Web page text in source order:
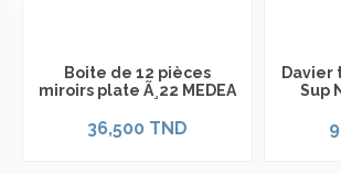
Boite de 12 pièces
miroirs plate Ã¸22 MEDEA
36,500 TND
Davier
Sup